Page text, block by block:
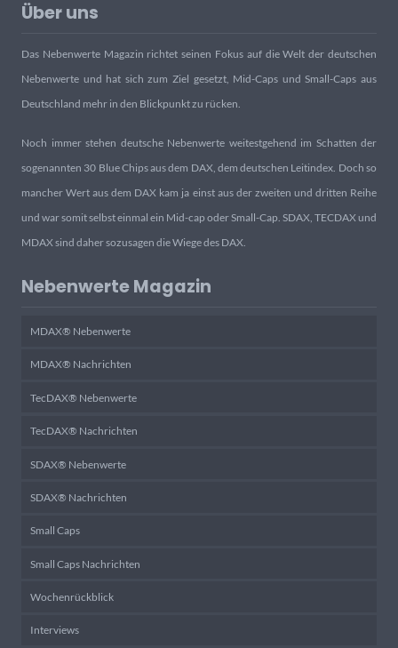
Über uns
Das Nebenwerte Magazin richtet seinen Fokus auf die Welt der deutschen
Nebenwerte und hat sich zum Ziel gesetzt, Mid-Caps und Small-Caps aus
Deutschland mehr in den Blickpunkt zu rücken.
Noch immer stehen deutsche Nebenwerte weitestgehend im Schatten der
sogenannten 30 Blue Chips aus dem DAX, dem deutschen Leitindex. Doch so
mancher Wert aus dem DAX kam ja einst aus der zweiten und dritten Reihe
und war somit selbst einmal ein Mid-cap oder Small-Cap. SDAX, TECDAX und
MDAX sind daher sozusagen die Wiege des DAX.
Nebenwerte Magazin
MDAX® Nebenwerte
MDAX® Nachrichten
TecDAX® Nebenwerte
TecDAX® Nachrichten
SDAX® Nebenwerte
SDAX® Nachrichten
Small Caps
Small Caps Nachrichten
Wochenrückblick
Interviews